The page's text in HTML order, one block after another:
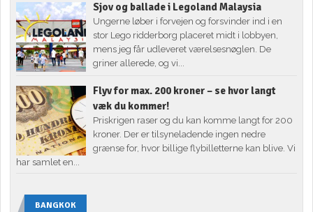
Sjov og ballade i Legoland Malaysia
Ungerne løber i forvejen og forsvinder ind i en
stor Lego ridderborg placeret midt i lobbyen,
mens jeg får udleveret værelsesnøglen. De
griner allerede, og vi...
Flyv for max. 200 kroner – se hvor langt
væk du kommer!
Priskrigen raser og du kan komme langt for 200
kroner. Der er tilsyneladende ingen nedre
grænse for, hvor billige flybilletterne kan blive. Vi
har samlet en...
BANGKOK